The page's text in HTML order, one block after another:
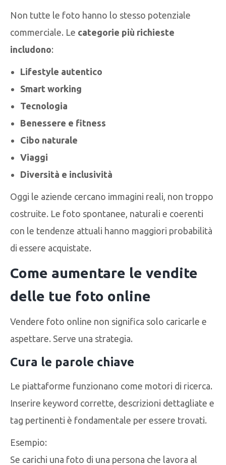
Non tutte le foto hanno lo stesso potenziale
commerciale. Le categorie più richieste
includono:
Lifestyle autentico
Smart working
Tecnologia
Benessere e fitness
Cibo naturale
Viaggi
Diversità e inclusività
Oggi le aziende cercano immagini reali, non troppo
costruite. Le foto spontanee, naturali e coerenti
con le tendenze attuali hanno maggiori probabilità
di essere acquistate.
Come aumentare le vendite
delle tue foto online
Vendere foto online non significa solo caricarle e
aspettare. Serve una strategia.
Cura le parole chiave
Le piattaforme funzionano come motori di ricerca.
Inserire keyword corrette, descrizioni dettagliate e
tag pertinenti è fondamentale per essere trovati.
Esempio:
Se carichi una foto di una persona che lavora al